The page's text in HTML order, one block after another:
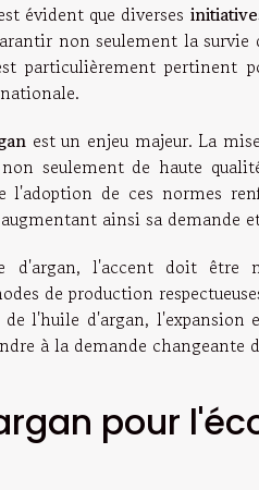
évident que diverses
non seulement la survie
particulièrement pertinent
est un enjeu majeur. La
seulement de haute
l'adoption de ces normes
ainsi sa demande
d'argan, l'accent doit être
de production
l'huile d'argan, l'expansion
à la demande changeante
pour